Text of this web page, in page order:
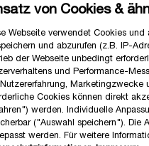
zu Deinem Hauttyp am
von Cookies &
Webseite verwendet Cookies
und abzurufen (z.B. IP-
der Webseite unbedingt
und Performance-
Marketingzwecke
Cookies können direkt
werden. Individuelle
("Auswahl speichern").
werden. Für weitere